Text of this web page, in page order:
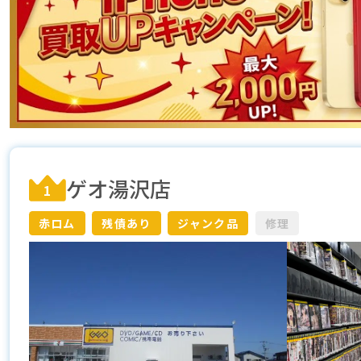
1 ゲオ湯沢店
赤ロム 残債あり ジャンク品 修理